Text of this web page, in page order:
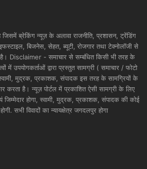
जिसमें ब्रेकिंग न्यूज़ के अलावा राजनीति, प्रशासन, ट्रेंडिंग
बिजनेस, सेहत, ब्यूटी, रोजगार तथा टेक्नोलॉजी से
है। Disclaimer - समाचार से सम्बंधित किसी भी तरह के
में उपयोगकर्ताओं द्वारा प्रस्तुत सामग्री ( समाचार / फोटो
स्वामी, मुद्रक, प्रकाशक, संपादक इस तरह के सामग्रियों के
करता है। न्यूज़ पोर्टल में प्रकाशित ऐसी सामग्री के लिए
जिम्मेदार होगा, स्वामी, मुद्रक, प्रकाशक, संपादक की कोई
सभी विवादों का न्यायक्षेत्र जगदलपुर होगा